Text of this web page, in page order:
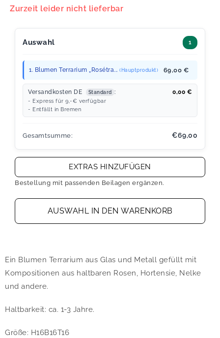
Zurzeit leider nicht lieferbar
Auswahl 1
1. Blumen Terrarium „Rosétra... (Hauptprodukt) 69,00 €
Versandkosten DE Standard : 0,00 €
- Express für 9,-€ verfügbar
- Entfällt in Bremen
Gesamtsumme: €69,00
EXTRAS HINZUFÜGEN
Bestellung mit passenden Beilagen ergänzen.
AUSWAHL IN DEN WARENKORB
Ein Blumen Terrarium aus Glas und Metall gefüllt mit
Kompositionen aus haltbaren Rosen, Hortensie, Nelke
und andere.
Haltbarkeit: ca. 1-3 Jahre.
Größe: H16B16T16